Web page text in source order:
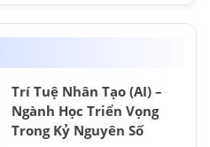
Trí Tuệ Nhân Tạo (AI) –
Ngành Học Triển Vọng
Trong Kỷ Nguyên Số